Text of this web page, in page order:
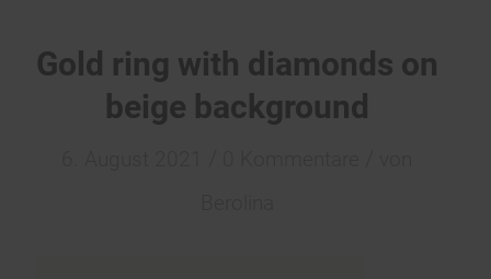
Gold ring with diamonds on
beige background